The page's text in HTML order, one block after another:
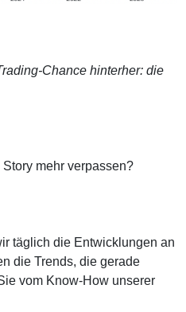
Chance hinterher: die
mehr verpassen?
täglich die Entwicklungen an
die Trends, die gerade
vom Know-How unserer